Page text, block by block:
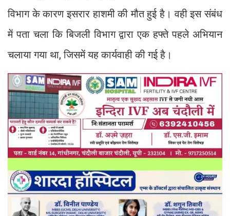
विभाग के कारण इसरार हाशमी की मौत हुई है। वही इस संबंध
में पता चला कि बिजली विभाग द्वारा एक हफ्ते पहले अभियान
चलाया गया था, जिसमें यह कार्यवाही की गई है।